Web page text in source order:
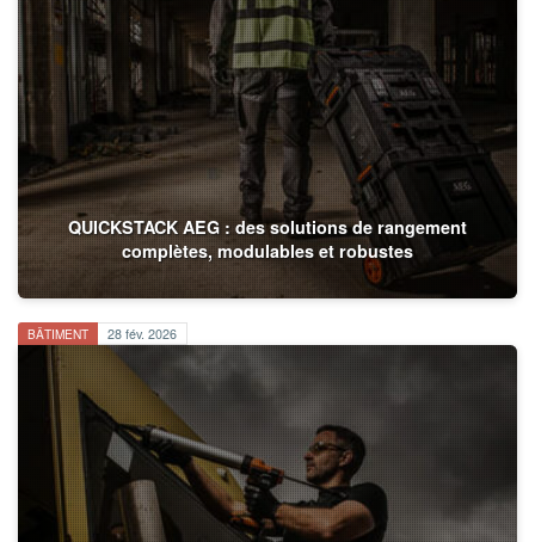
QUICKSTACK AEG : des solutions de rangement
complètes, modulables et robustes
BÂTIMENT 28 fév. 2026